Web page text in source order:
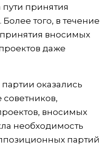
пути принятия
того, в течение
вносимых
даже
оказались
вносимых
необходимость
партий